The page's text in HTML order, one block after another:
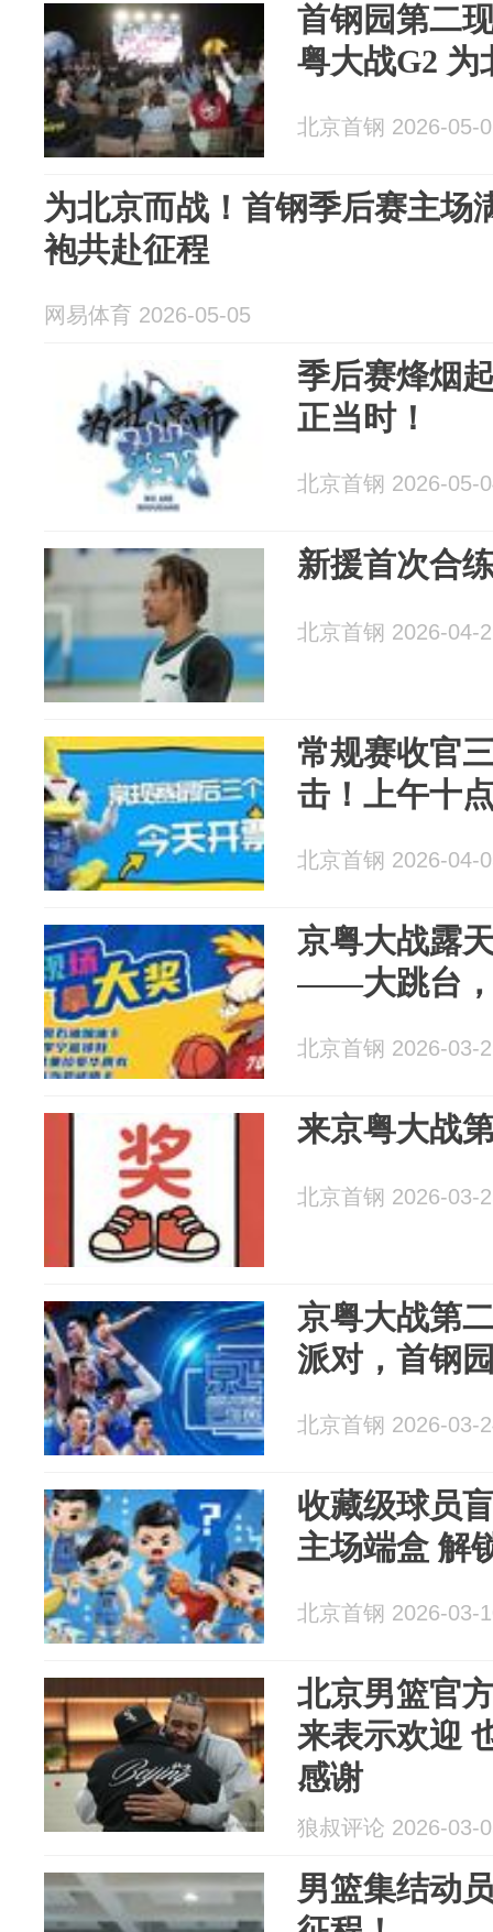
首钢园第二
粤大战G2 为
北京首钢 2026-05-
为北京而战！首钢季后赛主场
袍共赴征程
网易体育 2026-05-05
季后赛烽烟
正当时！
北京首钢 2026-05-
新援首次合
北京首钢 2026-04-
常规赛收官
击！上午十
北京首钢 2026-04-
京粤大战露
——大跳台，
北京首钢 2026-03-
来京粤大战
北京首钢 2026-03-
京粤大战第
派对，首钢
北京首钢 2026-03-
收藏级球员
主场端盒 解
北京首钢 2026-03-
北京男篮官
来表示欢迎
感谢
狼叔评论 2026-03-
男篮集结动